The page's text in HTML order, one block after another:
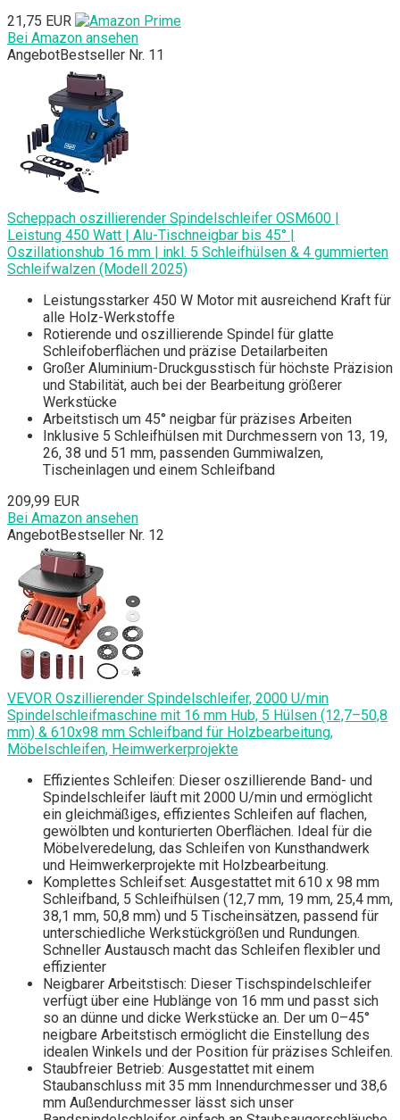
21,75 EUR
Bei Amazon ansehen
AngebotBestseller Nr. 11
Scheppach oszillierender Spindelschleifer OSM600 |
Leistung 450 Watt | Alu-Tischneigbar bis 45° |
Oszillationshub 16 mm | inkl. 5 Schleifhülsen & 4 gummierten
Schleifwalzen (Modell 2025)
Leistungsstarker 450 W Motor mit ausreichend Kraft für
alle Holz-Werkstoffe
Rotierende und oszillierende Spindel für glatte
Schleifoberflächen und präzise Detailarbeiten
Großer Aluminium-Druckgusstisch für höchste Präzision
und Stabilität, auch bei der Bearbeitung größerer
Werkstücke
Arbeitstisch um 45° neigbar für präzises Arbeiten
Inklusive 5 Schleifhülsen mit Durchmessern von 13, 19,
26, 38 und 51 mm, passenden Gummiwalzen,
Tischeinlagen und einem Schleifband
209,99 EUR
Bei Amazon ansehen
AngebotBestseller Nr. 12
VEVOR Oszillierender Spindelschleifer, 2000 U/min
Spindelschleifmaschine mit 16 mm Hub, 5 Hülsen (12,7–50,8
mm) & 610x98 mm Schleifband für Holzbearbeitung,
Möbelschleifen, Heimwerkerprojekte
Effizientes Schleifen: Dieser oszillierende Band- und
Spindelschleifer läuft mit 2000 U/min und ermöglicht
ein gleichmäßiges, effizientes Schleifen auf flachen,
gewölbten und konturierten Oberflächen. Ideal für die
Möbelveredelung, das Schleifen von Kunsthandwerk
und Heimwerkerprojekte mit Holzbearbeitung.
Komplettes Schleifset: Ausgestattet mit 610 x 98 mm
Schleifband, 5 Schleifhülsen (12,7 mm, 19 mm, 25,4 mm,
38,1 mm, 50,8 mm) und 5 Tischeinsätzen, passend für
unterschiedliche Werkstückgrößen und Rundungen.
Schneller Austausch macht das Schleifen flexibler und
effizienter
Neigbarer Arbeitstisch: Dieser Tischspindelschleifer
verfügt über eine Hublänge von 16 mm und passt sich
so an dünne und dicke Werkstücke an. Der um 0–45°
neigbare Arbeitstisch ermöglicht die Einstellung des
idealen Winkels und der Position für präzises Schleifen.
Staubfreier Betrieb: Ausgestattet mit einem
Staubanschluss mit 35 mm Innendurchmesser und 38,6
mm Außendurchmesser lässt sich unser